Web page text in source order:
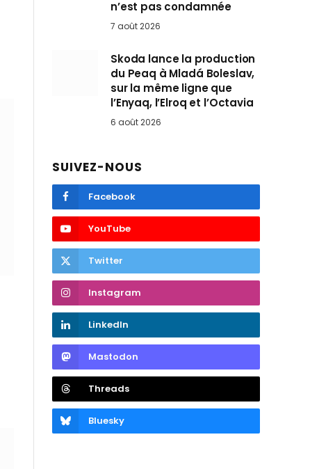
n’est pas condamnée
7 août 2026
Skoda lance la production
du Peaq à Mladá Boleslav,
sur la même ligne que
l’Enyaq, l’Elroq et l’Octavia
6 août 2026
SUIVEZ-NOUS
Facebook
YouTube
Twitter
Instagram
LinkedIn
Mastodon
Threads
Bluesky